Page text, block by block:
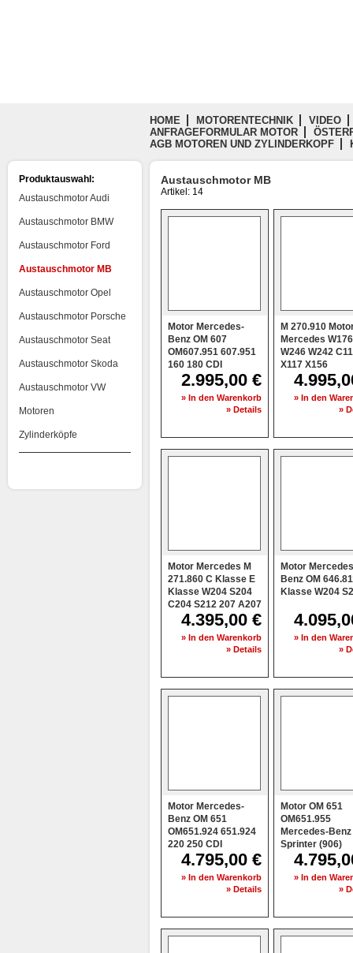
HOME MOTORENTECHNIK
VIDEO
ANFRAGEFORMULAR MOTOR
AGB MOTOREN UND ZYLINDERKOPF
Produktauswahl:
Austauschmotor Audi
Austauschmotor BMW
Austauschmotor Ford
Austauschmotor MB
Austauschmotor Opel
Austauschmotor Porsche
Austauschmotor Seat
Austauschmotor Skoda
Austauschmotor VW
Motoren
Zylinderköpfe
Austauschmotor MB
Artikel: 14
Motor Mercedes-
Benz OM 607
OM607.951 607.951
160 180 CDI
2.995,00 €
» In den Warenkorb
» Details
M 270.910
Mercedes W176
W246 W242
X117 X156
» In den
»
Motor Mercedes M
271.860 C Klasse E
Klasse W204 S204
C204 S212 207 A207
4.395,00 €
» In den Warenkorb
» Details
Motor
Benz OM
Klasse W204
» In den
»
Motor Mercedes-
Benz OM 651
OM651.924 651.924
220 250 CDI
4.795,00 €
» In den Warenkorb
» Details
Motor OM 651
OM651.955
Mercedes-Benz
Sprinter (906)
» In den
»